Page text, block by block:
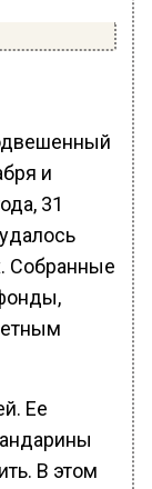
и
31
Собранные
Ее
В этом